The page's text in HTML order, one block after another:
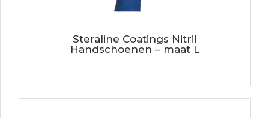
Steraline Coatings Nitril
Handschoenen – maat L